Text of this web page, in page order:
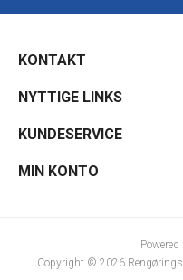
KONTAKT
NYTTIGE LINKS
KUNDESERVICE
MIN KONTO
Powered
Copyright © 2026